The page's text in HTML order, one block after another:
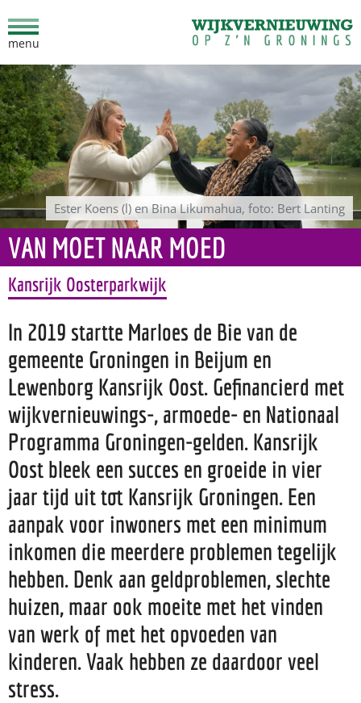
Ga direct naar inhoud
menu
Ester Koens (l) en Bina Likumahua, foto: Bert Lanting
VAN MOET NAAR MOED
Kansrijk Oosterparkwijk
In 2019 startte Marloes de Bie van de
gemeente Groningen in Beijum en
Lewenborg Kansrijk Oost. Gefinancierd met
wijkvernieuwings-, armoede- en Nationaal
Programma Groningen-gelden. Kansrijk
Oost bleek een succes en groeide in vier
jaar tijd uit tot Kansrijk Groningen. Een
aanpak voor inwoners met een minimum
inkomen die meerdere problemen tegelijk
hebben. Denk aan geldproblemen, slechte
huizen, maar ook moeite met het vinden
van werk of met het opvoeden van
kinderen. Vaak hebben ze daardoor veel
stress.